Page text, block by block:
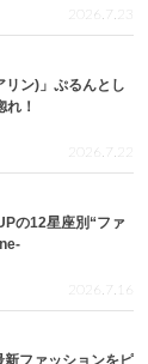
2026.7.23
ン)」ぷるんとし
！
2026.7.22
の12星座別“ファ
2026.7.16
新ファッションをピ